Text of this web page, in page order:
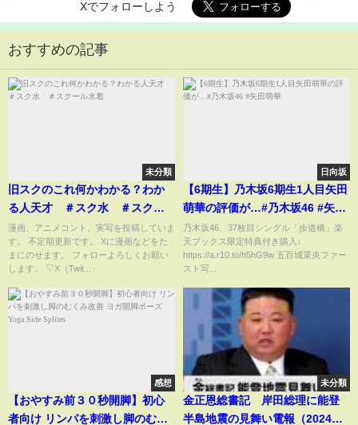
Xでフォローしよう
おすすめの記事
未分類
旧スクのこれ何かわかる？わか
る人天才 ＃スク水 ＃スクー
ル水着
漫画、アニメコント、実写を投稿していま
す。 不定期更新です。 Xに漫画などをた
まにのせます。 フォローよろしくお願い
します。 ▽X（Twit...
日向坂
【6期生】乃木坂6期生1人目矢田
萌華の評価が…#乃木坂46 #矢田
萌華
乃木坂46、37枚目シングル「歩道橋」楽
天ブックス限定特典付き購入↓
https://a.r10.to/h5hG9w 五百城茉央ファー
スト写...
感想
【おやすみ前３０秒開脚】初心
者向け リンパを刺激し脚のむく
未分類
金正恩総書記 岸田総理に能登
半島地震の見舞い電報（2024年1